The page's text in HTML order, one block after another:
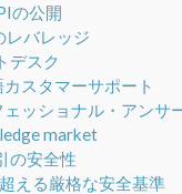
の公開
レバレッジ
デスク
カスタマーサポート
ェッショナル・アンサ
market
の安全性
える厳格な安全基準